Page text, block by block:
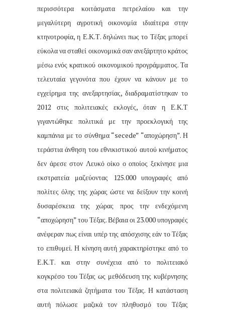
περισσότερα κοιτάσματα πετρελαίου και την
μεγαλύτερη αγροτική οικονομία ιδιαίτερα στην
κτηνοτροφία, η Ε.Κ.Τ. δηλώνει πως το Τέξας μπορεί
εύκολα να σταθεί οικονομικά σαν ανεξάρτητο κράτος
μέσω ενός κρατικού οικονομικού προγράμματος. Τα
τελευταία γεγονότα που έχουν να κάνουν με το
εγχείρημα της ανεξαρτησίας, διαδραματίστηκαν το
2012 στις πολιτειακές εκλογές, όταν η Ε.Κ.Τ
γιγαντώθηκε πολιτικά με την προεκλογική της
καμπάνια με το σύνθημα “secede” “αποχώρηση”. Η
τεράστια άνθηση του εθνικιστικού αυτού κινήματος
δεν άρεσε στον Λευκό οίκο ο οποίος ξεκίνησε μια
εκστρατεία μαζεύοντας 125.000 υπογραφές από
πολίτες όλης της χώρας ώστε να δείξουν την κοινή
δυσαρέσκεια της χώρας προς την ενδεχόμενη
“αποχώρηση” του Τέξας. Βέβαια οι 23.000 υπογραφές
ανέφεραν πως είναι υπέρ της απόσχισης εάν το Τέξας
το επιθυμεί. Η κίνηση αυτή χαρακτηρίστηκε από το
Ε.Κ.Τ. και στην συνέχεια από το πολιτειακό
κογκρέσο του Τέξας ως μεθόδευση της κυβέρνησης
στα πολιτειακά ζητήματα του Τέξας. Η κατάσταση
αυτή πόλωσε μαζικά τον πληθυσμό του Τέξας